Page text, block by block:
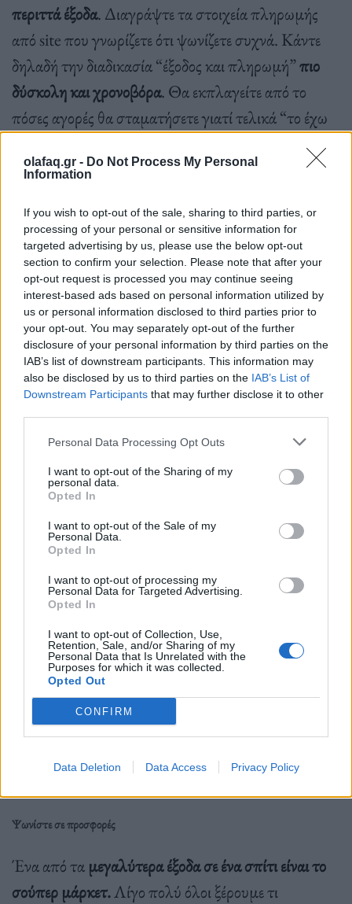
olafaq.gr - Do Not Process My Personal
Information
If you wish to opt-out of the sale, sharing to third parties, or
processing of your personal or sensitive information for
targeted advertising by us, please use the below opt-out
section to confirm your selection. Please note that after your
opt-out request is processed you may continue seeing
interest-based ads based on personal information utilized by
us or personal information disclosed to third parties prior to
your opt-out. You may separately opt-out of the further
disclosure of your personal information by third parties on the
IAB’s list of downstream participants. This information may
also be disclosed by us to third parties on the IAB’s List of
Downstream Participants that may further disclose it to other
Personal Data Processing Opt Outs
I want to opt-out of the Sharing of my
personal data.
Opted In
I want to opt-out of the Sale of my
Personal Data.
Opted In
I want to opt-out of processing my
Personal Data for Targeted Advertising.
Opted In
I want to opt-out of Collection, Use,
Retention, Sale, and/or Sharing of my
Personal Data that Is Unrelated with the
Purposes for which it was collected.
Opted Out
CONFIRM
Data Deletion Data Access Privacy Policy
περιττά έξοδα. Διαγράψτε τα στοιχεία πληρωμής
από site που γνωρίζετε ότι ψωνίζετε συχνά. Κάντε
δηλαδή την διαδικασία “έξοδος και πληρωμή”πιο
δύσκολη και χρονοβόρα. Θα εκπλαγείτε από το
πόσες αγορές θα σταματήσετε γιατί τελικά “το έχω
ανάγκη αυτό τώρα;’ Ή, καταργήστε την εγγραφή
σας από διαφημιστικά μηνύματα ηλεκτρονικού
αγορές.
Μαγειρέψτε στο σπίτι – μειώστε τους καφέδες από έξω
Το φαγητό έξω μπορεί να είναι εύκολη λύση, αλλά
είναι καιακριβή.Το μαγείρεμα στο σπίτι όχι μόνο
εξοικονομεί χρήματα αλλά σας επιτρέπει επίσης να
κάνετε πιο υγιεινές επιλογές.Προγραμματίστε τα
γεύματά σας, κάντε μια λίστα αγορών και ετοιμάστε
φαγητό σε ταπεράκια για να μεγιστοποιήσετε την
εξοικονόμηση πόρων.
καφέδες τη μέρα, και οι 2 είναι από καφετέρια από
(υπολογίζοντας μόνο τις εργάσιμες μέρες). Σχεδόν
κάθε γραφείο έχει καφετιέρα. Πάρτε κάψουλες,
μπρίκια, και συσκευή για αφρόγαλα. Μειώστε τα
ημερήσια κόστη σας απλά φτιάχνοντας καφέ στο
Ψωνίστε σε προσφορές
Ένα από τα μεγαλύτερα έξοδα σε ένα σπίτι είναι το
σούπερ μάρκετ.Λίγο πολύ όλοι ξέρουμε τι